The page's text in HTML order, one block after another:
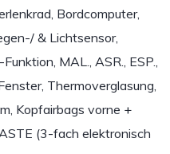
Bordcomputer,
& Lichtsensor,
MAL., ASR., ESP.,
Thermoverglasung,
Kopfairbags vorne +
(3-fach elektronisch